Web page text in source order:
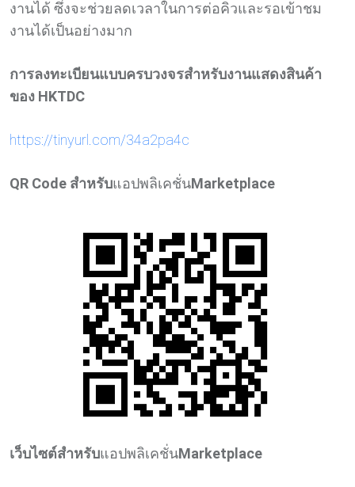
งานได้ ซึ่งจะช่วยลดเวลาในการต่อคิวและรอเข้าชม
งานได้เป็นอย่างมาก
การลงทะเบียนแบบครบวงจรสำหรับงานแสดงสินค้า
ของ HKTDC
https://tinyurl.com/34a2pa4c
QR Code สำหรับแอปพลิเคชั่นMarketplace
เว็บไซต์สำหรับแอปพลิเคชั่นMarketplace